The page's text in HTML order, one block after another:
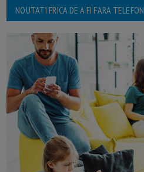
NOUTATI FRICA DE A FI FARA TELEFON